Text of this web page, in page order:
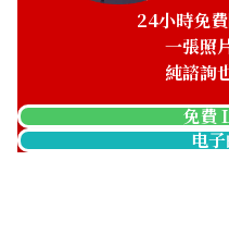
24小時免
一張照
純諮詢
免費
电